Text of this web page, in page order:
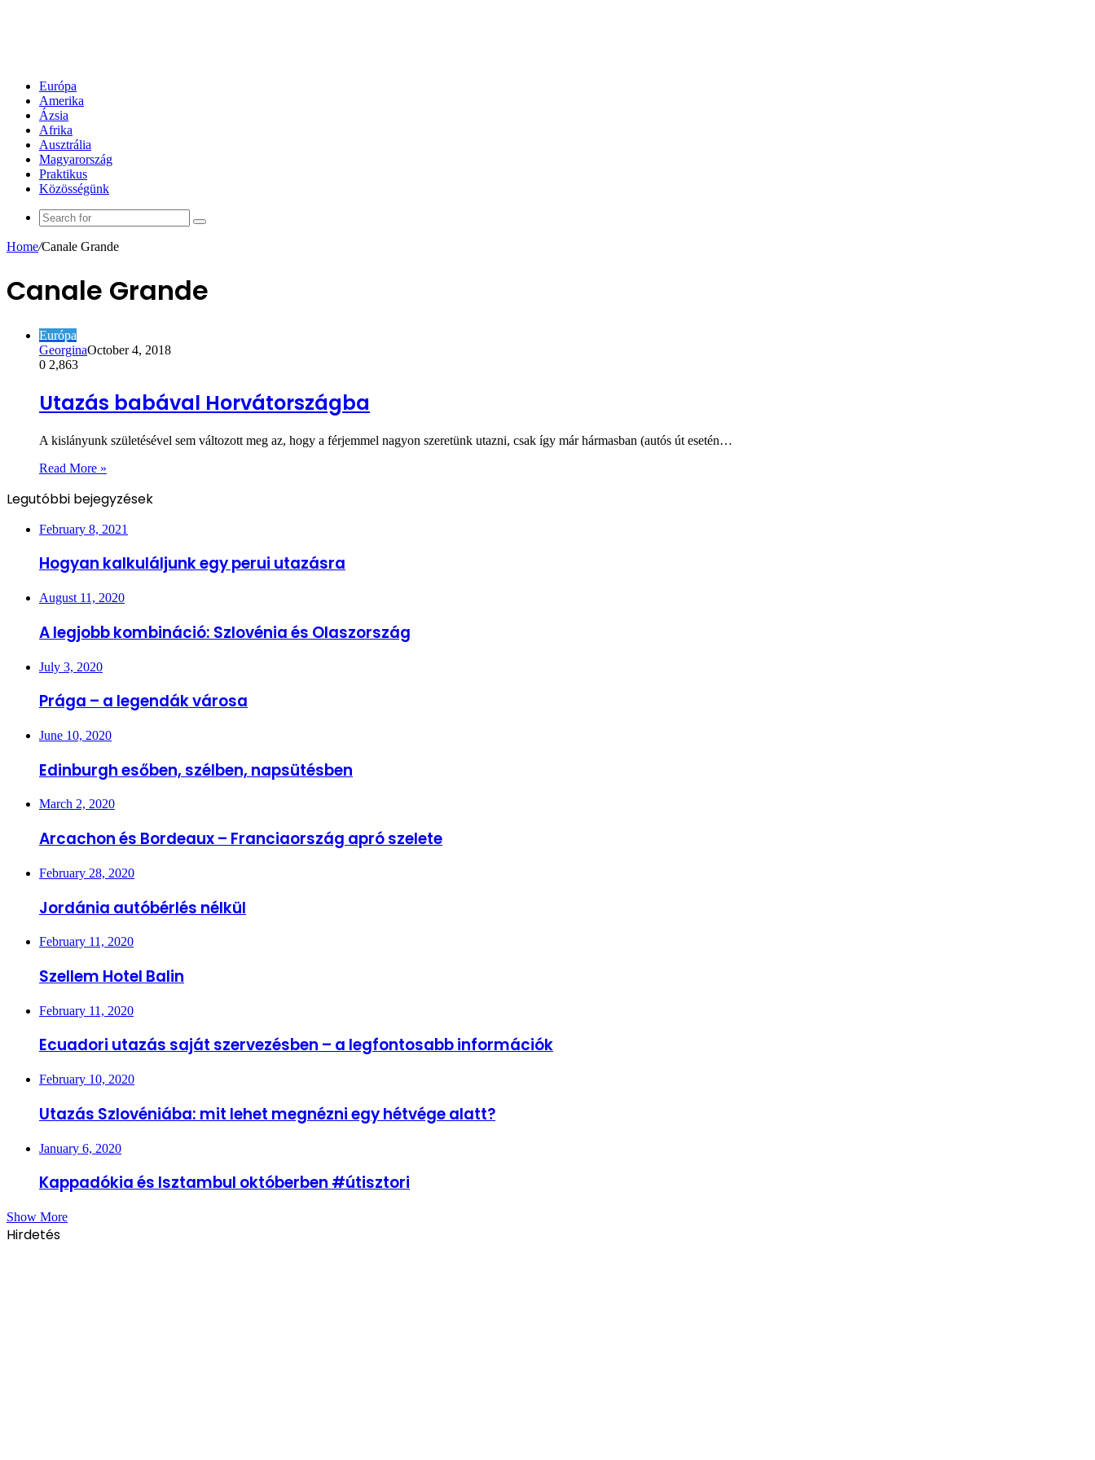
Európa
Amerika
Ázsia
Afrika
Ausztrália
Magyarország
Praktikus
Közösségünk
Search
Home/Canale Grande
Canale Grande
Európa
GeorginaOctober 4, 2018
0 2,863
Utazás babával Horvátországba
A kislányunk születésével sem változott meg az, hogy a férjemmel nagyon szeretünk utazni, csak így már hármasban (autós út esetén…
Read More »
Legutóbbi bejegyzések
February 8, 2021
Hogyan kalkuláljunk egy perui utazásra
August 11, 2020
A legjobb kombináció: Szlovénia és Olaszország
July 3, 2020
Prága – a legendák városa
June 10, 2020
Edinburgh esőben, szélben, napsütésben
March 2, 2020
Arcachon és Bordeaux – Franciaország apró szelete
February 28, 2020
Jordánia autóbérlés nélkül
February 11, 2020
Szellem Hotel Balin
February 11, 2020
Ecuadori utazás saját szervezésben – a legfontosabb információk
February 10, 2020
Utazás Szlovéniába: mit lehet megnézni egy hétvége alatt?
January 6, 2020
Kappadókia és Isztambul októberben #útisztori
Show More
Hirdetés